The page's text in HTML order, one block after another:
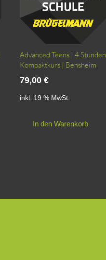
Advanced Teens | 4 Stunden
Kompaktkurs | Bensheim
79,00 €
inkl. 19 % MwSt.
In den Warenkorb